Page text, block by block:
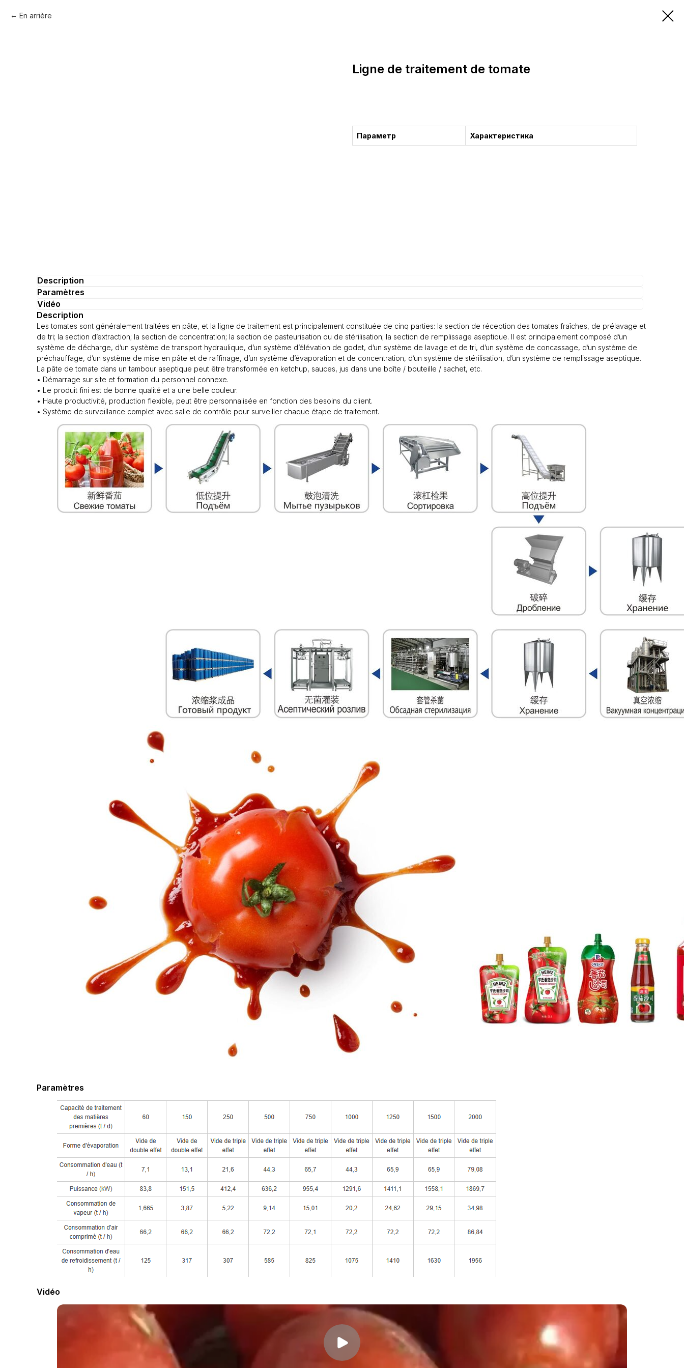
En arrière
Ligne de traitement de tomate
Параметр Характеристика
Description
Paramètres
Vidéo
Description
Les tomates sont généralement traitées en pâte, et la ligne de traitement est principalement constituée de cinq parties: la section de réception des tomates fraîches, de prélavage et
de tri; la section d’extraction; la section de concentration; la section de pasteurisation ou de stérilisation; la section de remplissage aseptique. Il est principalement composé d’un
système de décharge, d’un système de transport hydraulique, d’un système d’élévation de godet, d’un système de lavage et de tri, d’un système de concassage, d’un système de
préchauffage, d’un système de mise en pâte et de raffinage, d’un système d’évaporation et de concentration, d’un système de stérilisation, d’un système de remplissage aseptique.
La pâte de tomate dans un tambour aseptique peut être transformée en ketchup, sauces, jus dans une boîte / bouteille / sachet, etc.
• Démarrage sur site et formation du personnel connexe.
• Le produit fini est de bonne qualité et a une belle couleur.
• Haute productivité, production flexible, peut être personnalisée en fonction des besoins du client.
• Système de surveillance complet avec salle de contrôle pour surveiller chaque étape de traitement.
Paramètres
Vidéo